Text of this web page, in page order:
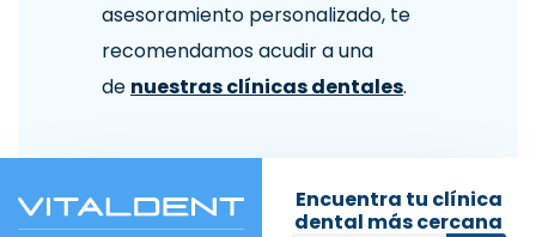
asesoramiento personalizado, te
recomendamos acudir a una
de nuestras clínicas dentales.
Encuentra tu clínica
dental más cercana